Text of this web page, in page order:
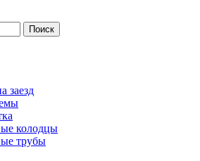
Поиск
заезд
колодцы
трубы